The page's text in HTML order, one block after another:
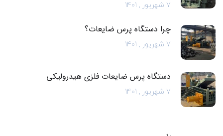
7 شهریور , 1401
چرا دستگاه پرس ضایعات؟
7 شهریور , 1401
دستگاه پرس ضایعات فلزی هیدرولیکی
7 شهریور , 1401